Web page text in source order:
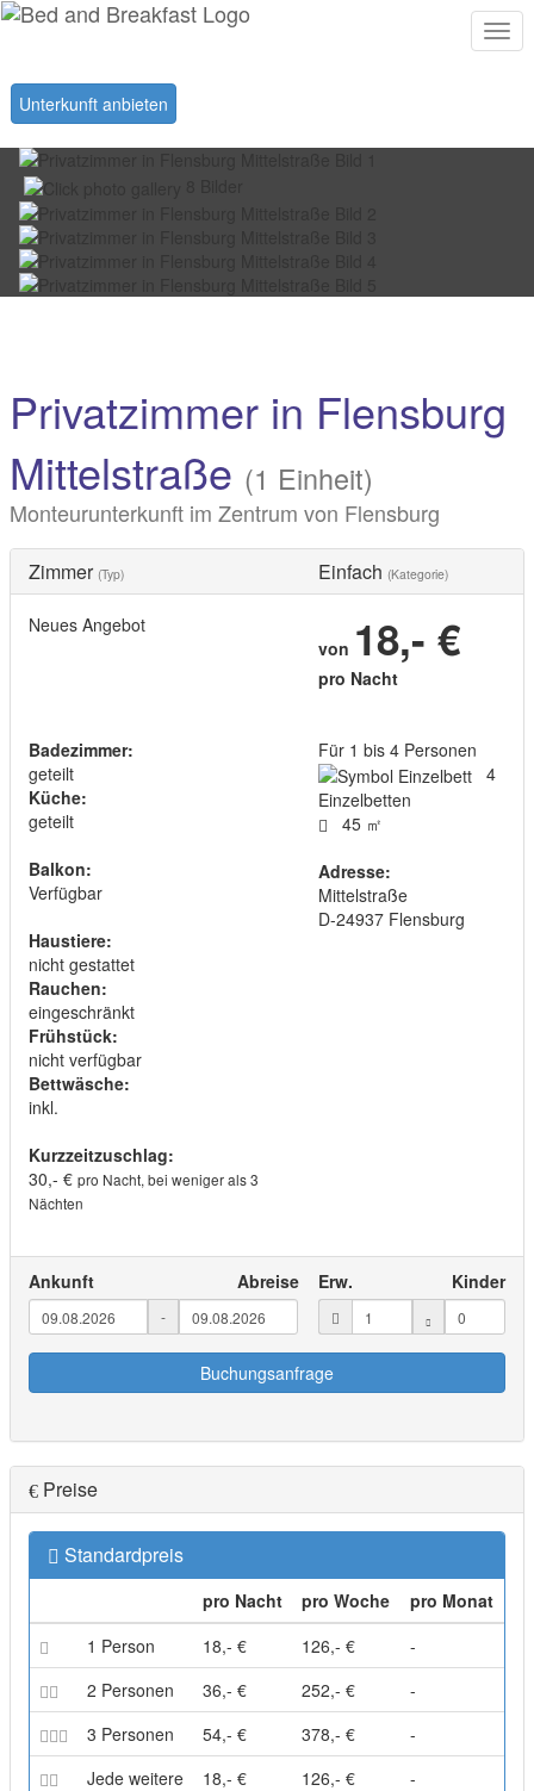
Unterkunft anbieten
Privatzimmer in Flensburg
Mittelstraße (1 Einheit)
Monteurunterkunft im Zentrum von Flensburg
Zimmer (Typ) Einfach (Kategorie)
Neues Angebot
von 18,- €
pro Nacht
Badezimmer:
geteilt
Küche:
geteilt
Balkon:
Verfügbar
Haustiere:
nicht gestattet
Rauchen:
eingeschränkt
Frühstück:
nicht verfügbar
Bettwäsche:
inkl.
Kurzzeitzuschlag:
30,- € pro Nacht, bei weniger als 3
Nächten
Für 1 bis 4 Personen
4
Einzelbetten
45 ㎡
Adresse:
Mittelstraße
D-24937Flensburg
Ankunft Abreise
-
Erw. Kinder
Buchungsanfrage
Preise
Standardpreis
pro Nacht pro Woche
pro Monat
1 Person
18,- € 126,- €
-
2 Personen
36,- € 252,- €
-
3 Personen
54,- € 378,- €
-
Jede weitere
18,- € 126,- € -